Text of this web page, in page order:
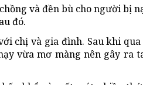
và đền bù cho người bị
đó.
chị và gia đình. Sau khi
vừa mơ màng nên gây